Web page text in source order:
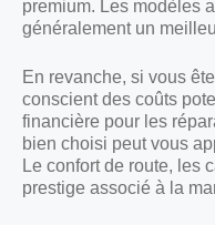
premium. Les modèles
généralement un
En revanche, si vous
conscient des coûts
financière pour les
bien choisi peut vous
Le confort de route, les
prestige associé à la